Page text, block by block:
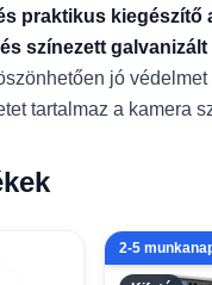
praktikus kiegészítő
színezett
jó
tartalmaz a kamera
2-5